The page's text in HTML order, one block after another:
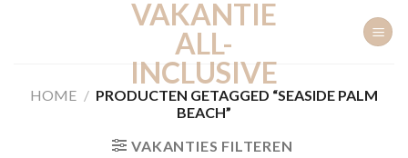
VAKANTIE
ALL-
INCLUSIVE
HOME / PRODUCTEN GETAGGED “SEASIDE PALM
BEACH”
VAKANTIES FILTEREN